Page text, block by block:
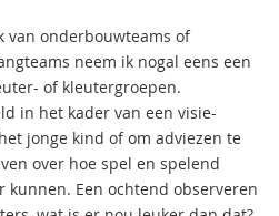
van onderbouwteams of
neem ik nogal eens een
of kleutergroepen.
in het kader van een visie-
jonge kind of om adviezen te
over hoe spel en spelend
kunnen. Een ochtend observeren